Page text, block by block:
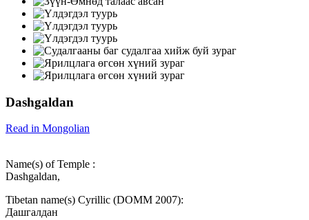
Dashgaldan
Read in Mongolian
Name(s) of Temple :
Dashgaldan,
Tibetan name(s) Cyrillic (DOMM 2007):
Дашгалдан